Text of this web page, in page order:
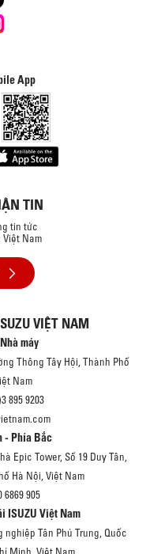
App
TIN
tin tức
Nam
VIỆT NAM
máy
Thông Tây Hội, Thành Phố
Nam
895 9203
- Phía Bắc
Epic Tower, Số 19 Duy Tân,
Hà Nội, Việt Nam
905
ISUZU Việt Nam
Tân Phú Trung, Quốc
Minh, Việt Nam